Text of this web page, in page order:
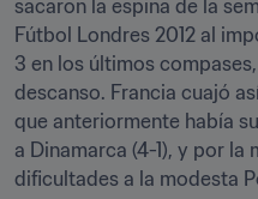
sacaron la espina de la
Fútbol Londres 2012 al
3 en los últimos
descanso. Francia cuajó
que anteriormente había
a Dinamarca (4-1), y por la
dificultades a la modesta